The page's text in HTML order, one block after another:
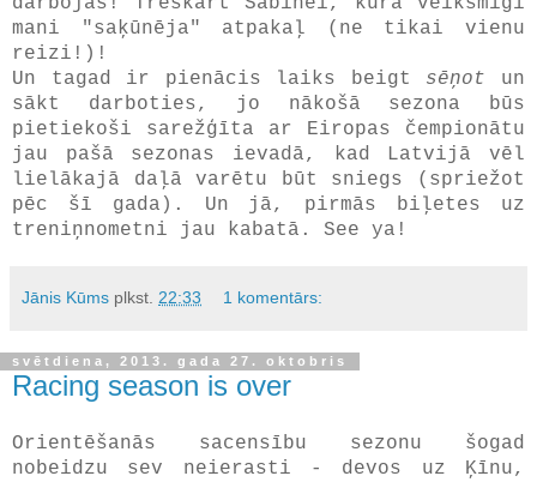
mani "saķūnēja" atpakaļ (ne tikai vienu
reizi!)!
Un tagad ir pienācis laiks beigt sēņot un
sākt darboties, jo nākošā sezona būs
pietiekoši sarežģīta ar Eiropas čempionātu
jau pašā sezonas ievadā, kad Latvijā vēl
lielākajā daļā varētu būt sniegs (spriežot
pēc šī gada). Un jā, pirmās biļetes uz
treniņnometni jau kabatā. See ya!
Jānis Kūms plkst. 22:33 1 komentārs:
svētdiena, 2013. gada 27. oktobris
Racing season is over
Orientēšanās sacensību sezonu šogad
nobeidzu sev neierasti - devos uz Ķīnu,